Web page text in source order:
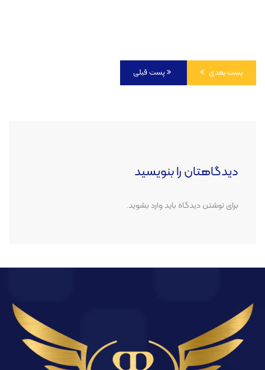
پست قبلی پست بعدی
دیدگاهتان را بنویسید
برای نوشتن دیدگاه بایدوارد بشوید.